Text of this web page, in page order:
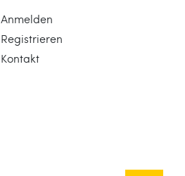
Anmelden
Registrieren
Kontakt